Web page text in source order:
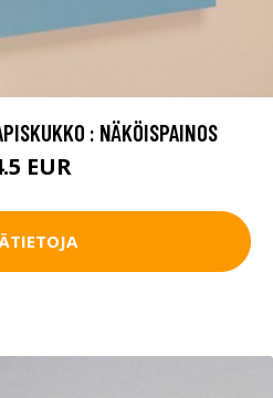
: NÄKÖISPAINOS
EUR